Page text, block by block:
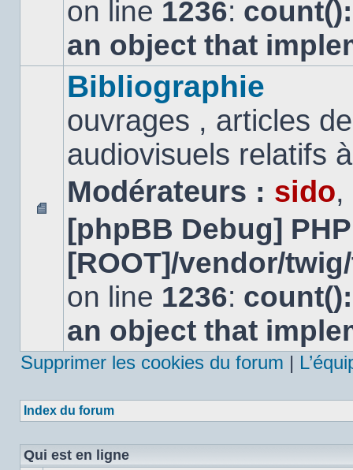
on line 1236:
an object that
Aucun
message
non
Bibliographie
ouvrages , articles
audiovisuels relatifs
Modérateurs : sido,
[phpBB Debug]
[ROOT]/vendor/
on line 1236:
an object that
Supprimer les cookies du forum |
Index du forum
Qui est en ligne